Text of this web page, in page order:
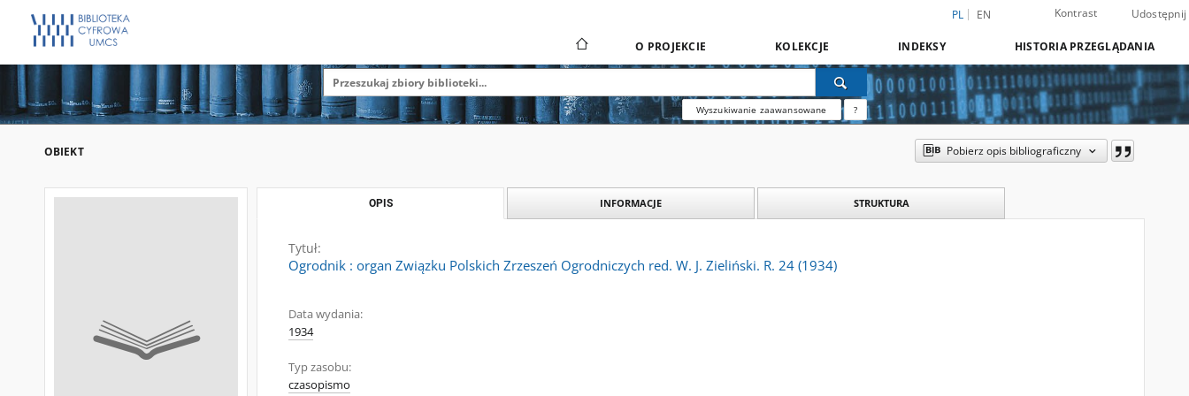
PL EN Kontrast Udostępnij
O PROJEKCIE KOLEKCJE INDEKSY HISTORIA PRZEGLĄDANIA
Wyszukiwanie zaawansowane ?
OBIEKT Pobierz opis bibliograficzny
OPIS INFORMACJE STRUKTURA
Tytuł:
Ogrodnik : organ Związku Polskich Zrzeszeń Ogrodniczych red. W. J. Zieliński. R. 24 (1934)
Data wydania:
1934
Typ zasobu:
czasopismo